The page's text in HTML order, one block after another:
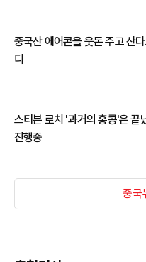
중국산 에어콘을 웃돈 주고 산
디
스티븐 로치 '과거의 홍콩'은 끝
진행중
중국